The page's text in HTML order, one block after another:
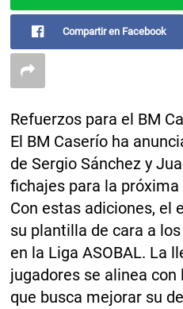
Compartir en Facebook
Refuerzos para el BM
El BM Caserío ha
de Sergio Sánchez y
fichajes para la
Con estas adiciones, el
su plantilla de cara a
en la Liga ASOBAL. La
jugadores se alinea
que busca mejorar su